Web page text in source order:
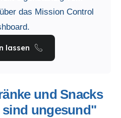
das Mission Control
lassen
und Snacks
ungesund"